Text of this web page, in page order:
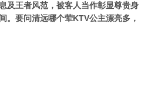
及王者风范，被客人当作彰显尊贵身
。 要问清远哪个荤KTV公主漂亮多，